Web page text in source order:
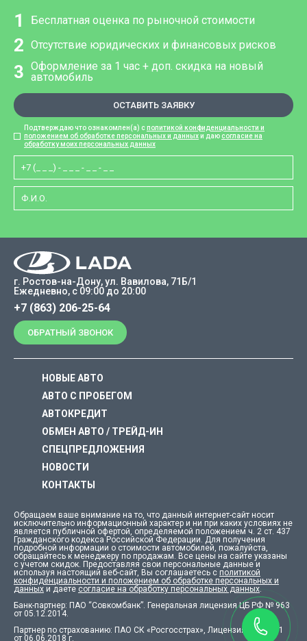
1 Бесплатная оценка по рыночной стоимости
2 Отсутствие юридических и финансовых рисков
3 Оформление за 1 час + доп. скидка на новый
автомобиль
Подтверждаю что ознакомлен(а) сполитикой конфиденциальности и
положением об обработке персональных и данныхи даю согласие на
обработку моих персональных данных
ОСТАВИТЬ ЗАЯВКУ
г. Ростов-на-Дону, ул. Вавилова, 71Б/1
Ежедневно, с 09:00 до 20:00
+7 (863) 206-25-64
ОБРАТНЫЙ ЗВОНОК
НОВЫЕ АВТО
АВТО С ПРОБЕГОМ
АВТОКРЕДИТ
ОБМЕН АВТО / ТРЕЙД-ИН
СПЕЦПРЕДЛОЖЕНИЯ
НОВОСТИ
КОНТАКТЫ
Обращаем ваше внимание на то, что данный интернет-сайт носит
исключительно информационный характер и ни при каких условиях не
является публичной офертой, определяемой положением ч. 2 ст. 437
Гражданского кодекса Российской Федерации. Для получения
подробной информации о стоимости автомобилей, пожалуйста,
обращайтесь к менеджеру по продажам. Все цены на сайте указаны
с учетом скидок. Предоставляя свои персональные данные и
используя настоящий веб-сайт, Вы соглашаетесь с политикой
конфиденциальности и положением об обработке персональных и
данных и даете согласие на обработку персональных данных.
Банк-партнер: ПАО “Совкомбанк”. Генеральная лицензия ЦБ РФ № 963
от 05.12.2014.
Партнер по страхованию: ПАО СК «Росгосстрах», Лицензия СЛ №001
от 06.06.2018 г.